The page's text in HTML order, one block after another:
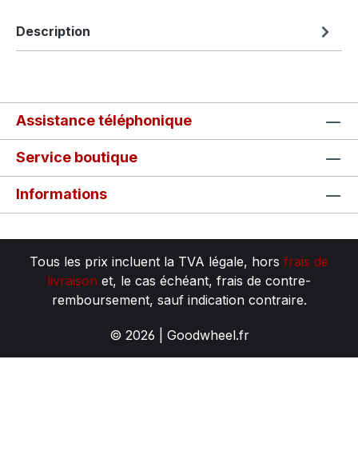
Description
Assistance téléphonique
Service boutique
Informations
Tous les prix incluent la TVA légale, hors frais de
livraison et, le cas échéant, frais de contre-
remboursement, sauf indication contraire.
© 2026 | Goodwheel.fr